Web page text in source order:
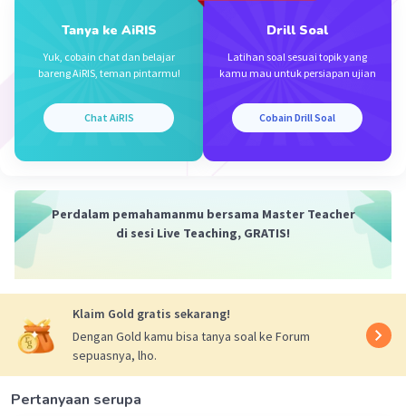
Tanya ke AiRIS
Yuk, cobain chat dan belajar
bareng AiRIS, teman pintarmu!
Chat AiRIS
Drill Soal
Latihan soal sesuai topik yang
kamu mau untuk persiapan ujian
Cobain Drill Soal
Perdalam pemahamanmu bersama Master Teacher
di sesi Live Teaching, GRATIS!
Klaim Gold gratis sekarang!
Dengan Gold kamu bisa tanya soal ke Forum
sepuasnya, lho.
Pertanyaan serupa